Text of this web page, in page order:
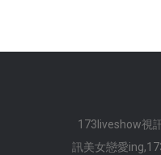
173liveshow視
訊美女戀愛